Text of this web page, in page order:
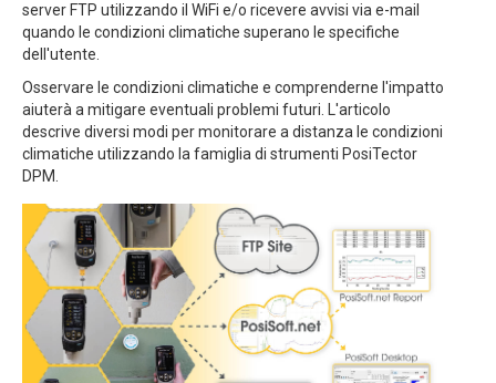
server FTP utilizzando il WiFi e/o ricevere avvisi via e-mail
quando le condizioni climatiche superano le specifiche
dell'utente.
Osservare le condizioni climatiche e comprenderne l'impatto
aiuterà a mitigare eventuali problemi futuri. L'articolo
descrive diversi modi per monitorare a distanza le condizioni
climatiche utilizzando la famiglia di strumenti PosiTector
DPM.